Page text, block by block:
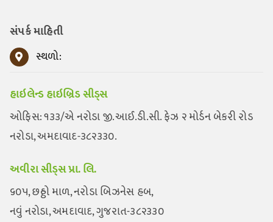
સંપર્ક માહિતી
સ્થળો:
હાઇલેન્ડ હાઇબ્રિડ સીડ્સ
ઓફિસ: ૧૩૩/એ નરોડા જી.આઈ.ડી.સી. ફેઝ ૨ મોર્ડન બેકરી રોડ
નરોડા, અમદાવાદ-૩૮૨૩૩૦.
અવીરા સીડ્સ પ્રા. લિ.
૬૦૫, છઠ્ઠો માળ, નરોડા બિઝનેસ હબ,
નવું નરોડા, અમદાવાદ, ગુજરાત-૩૮૨૩૩૦